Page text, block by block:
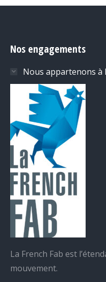
Nos engagements
Nous appartenons à
La French Fab est
mouvement.